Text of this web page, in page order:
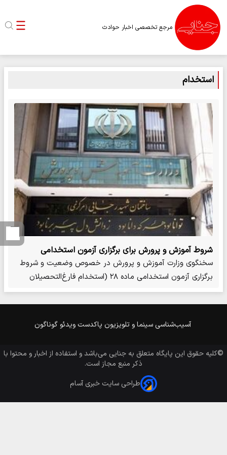
مرجع تخصصی اخبار حوادث
استخدام
شروط آموزش و پرورش برای برگزاری آزمون استخدامی
سخنگوی وزارت آموزش و پرورش در خصوص وضعیت و شروط
برگزاری آزمون استخدامی ماده ۲۸ (استخدام فارغ‌التحصیلان
سایر…
آسیب‌شناسی سینما و تلویزیون پاکدست ویدئو گوناگون
©کلیه حقوق این پایگاه متعلق به جنایی می‌باشد و استفاده از اخبار و محتوا با
ذکر منبع مجاز است.
طراحی سایت خبری آسام